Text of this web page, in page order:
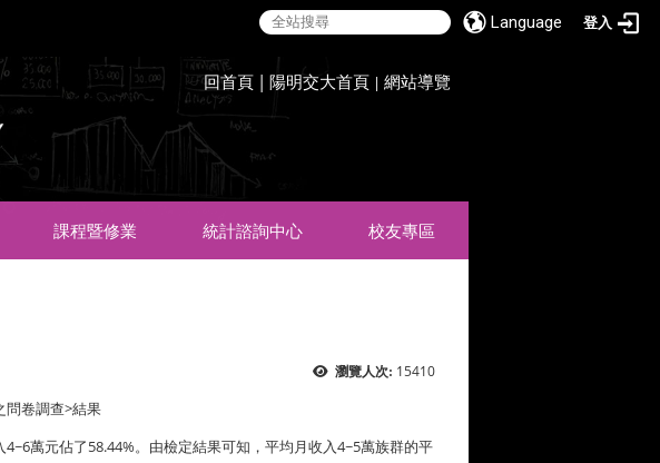
Language 登入
回首頁 | 陽明交大首頁 |網站導覽
課程暨修業 統計諮詢中心 校友專區
瀏覽人次: 15410
問卷調查>結果
萬元佔了58.44%。由檢定結果可知，平均月收入4~5萬族群的平